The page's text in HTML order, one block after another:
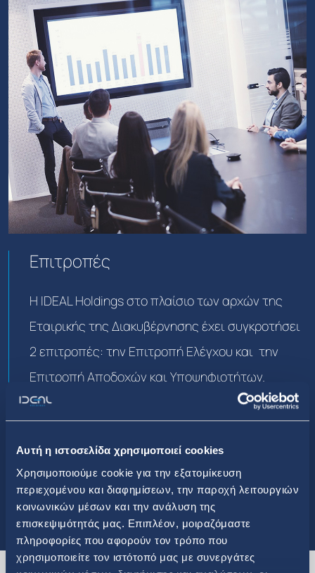
Αυτή η ιστοσελίδα χρησιμοποιεί cookies
Χρησιμοποιούμε cookie για την εξατομίκευση
περιεχομένου και διαφημίσεων, την παροχή λειτουργιών
κοινωνικών μέσων και την ανάλυση της
επισκεψιμότητάς μας. Επιπλέον, μοιραζόμαστε
πληροφορίες που αφορούν τον τρόπο που
χρησιμοποιείτε τον ιστότοπό μας με συνεργάτες
Επιτροπές
Η IDEAL Holdings στο πλαίσιο των αρχών της
Εταιρικής της Διακυβέρνησης έχει συγκροτήσει
2 επιτροπές: την Επιτροπή Ελέγχου και την
Επιτροπή Αποδοχών και Υποψηφιοτήτων.
Επιτροπές